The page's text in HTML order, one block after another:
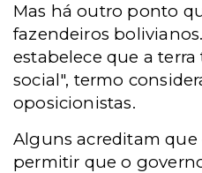
Mas há outro ponto
fazendeiros
estabelece que a
social", termo
oposicionistas.
Alguns acreditam
permitir que o